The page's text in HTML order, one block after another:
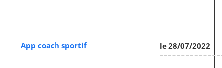
App coach sportif le 28/07/2022